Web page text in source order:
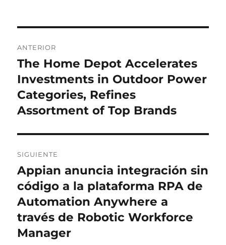
de
entradas
ANTERIOR
Entrada
anterior:
The Home Depot Accelerates
Investments in Outdoor Power
Categories, Refines
Assortment of Top Brands
SIGUIENTE
Entrada
siguiente:
Appian anuncia integración sin
código a la plataforma RPA de
Automation Anywhere a
través de Robotic Workforce
Manager